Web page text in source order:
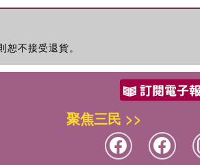
不接受退貨。
聚焦三民 >>